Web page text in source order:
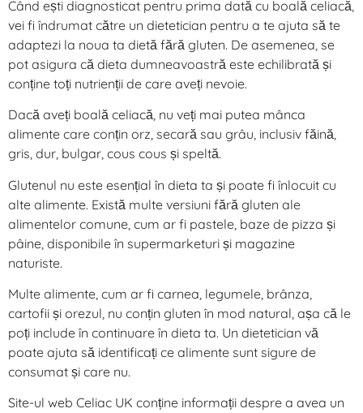
Când ești diagnosticat pentru prima dată cu boală celiacă,
vei fi îndrumat către un dietetician pentru a te ajuta să te
adaptezi la noua ta dietă fără gluten. De asemenea, se
pot asigura că dieta dumneavoastră este echilibrată și
conține toți nutrienții de care aveți nevoie.
Dacă aveți boală celiacă, nu veți mai putea mânca
alimente care conțin orz, secară sau grâu, inclusiv făină,
gris, dur, bulgar, cous cous și speltă.
Glutenul nu este esențial în dieta ta și poate fi înlocuit cu
alte alimente. Există multe versiuni fără gluten ale
alimentelor comune, cum ar fi pastele, baze de pizza și
pâine, disponibile în supermarketuri și magazine
naturiste.
Multe alimente, cum ar fi carnea, legumele, brânza,
cartofii și orezul, nu conțin gluten în mod natural, așa că le
poți include în continuare în dieta ta. Un dietetician vă
poate ajuta să identificați ce alimente sunt sigure de
consumat și care nu.
Site-ul web Celiac UK conține informații despre a avea un